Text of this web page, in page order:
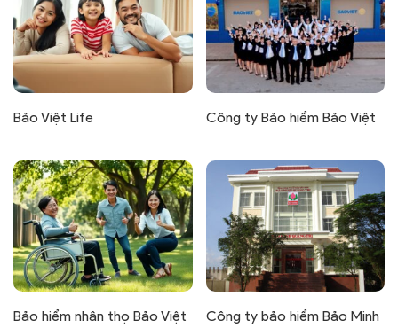
Bảo Việt Life Công ty Bảo hiểm Bảo Việt
Bảo hiểm nhân thọ Bảo Việt
Công ty bảo hiểm Bảo Minh